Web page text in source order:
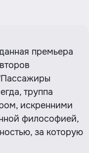
премьера
труппа
искренними
философией,
за которую